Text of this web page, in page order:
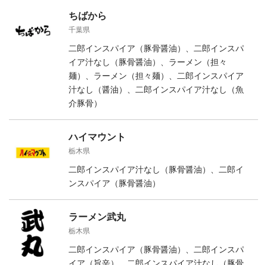
ちばから
千葉県
二郎インスパイア（豚骨醤油）、二郎インスパ
イア汁なし（豚骨醤油）、ラーメン（担々
麺）、ラーメン（担々麺）、二郎インスパイア
汁なし（醤油）、二郎インスパイア汁なし（魚
介豚骨）
ハイマウント
栃木県
二郎インスパイア汁なし（豚骨醤油）、二郎イ
ンスパイア（豚骨醤油）
ラーメン武丸
栃木県
二郎インスパイア（豚骨醤油）、二郎インスパ
イア（旨辛）、二郎インスパイア汁なし（豚骨